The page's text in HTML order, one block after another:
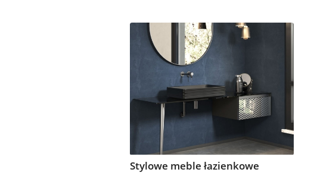
Stylowe meble łazienkowe